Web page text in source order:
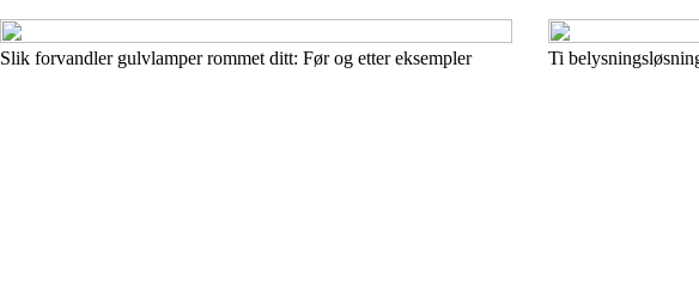
Slik forvandler gulvlamper rommet ditt: Før og etter eksempler Ti